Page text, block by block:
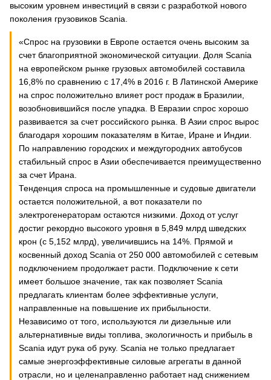
высоким уровнем инвестиций в связи с разработкой нового
поколения грузовиков Scania.
«Спрос на грузовики в Европе остается очень высоким за
счет благоприятной экономической ситуации. Доля Scania
на европейском рынке грузовых автомобилей составила
16,8% по сравнению с 17,4% в 2016 г. В Латинской Америке
на спрос положительно влияет рост продаж в Бразилии,
возобновившийся после упадка. В Евразии спрос хорошо
развивается за счет российского рынка. В Азии спрос вырос
благодаря хорошим показателям в Китае, Иране и Индии.
По направлению городских и междугородних автобусов
стабильный спрос в Азии обеспечивается преимущественно
за счет Ирана.
Тенденция спроса на промышленные и судовые двигатели
остается положительной, а вот показатели по
электрогенераторам остаются низкими. Доход от услуг
достиг рекордно высокого уровня в 5,849 млрд шведских
крон (с 5,152 млрд), увеличившись на 14%. Прямой и
косвенный доход Scania от 250 000 автомобилей с сетевым
подключением продолжает расти. Подключение к сети
имеет большое значение, так как позволяет Scania
предлагать клиентам более эффективные услуги,
направленные на повышение их прибыльности.
Независимо от того, используются ли дизельные или
альтернативные виды топлива, экологичность и прибыль в
Scania идут рука об руку. Scania не только предлагает
самые энергоэффективные силовые агрегаты в данной
отрасли, но и целенаправленно работает над снижением